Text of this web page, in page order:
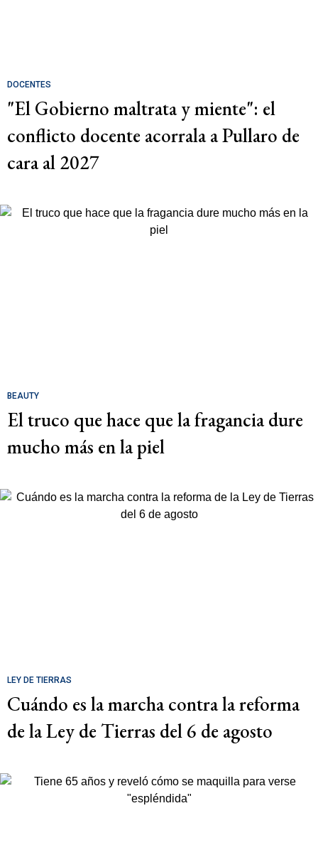
DOCENTES
"El Gobierno maltrata y miente": el
conflicto docente acorrala a Pullaro de
cara al 2027
BEAUTY
El truco que hace que la fragancia dure
mucho más en la piel
LEY DE TIERRAS
Cuándo es la marcha contra la reforma
de la Ley de Tierras del 6 de agosto